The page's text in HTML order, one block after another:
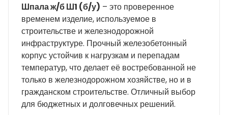
Шпала ж/б Ш1 (б/у) – это проверенное
временем изделие, используемое в
строительстве и железнодорожной
инфраструктуре. Прочный железобетонный
корпус устойчив к нагрузкам и перепадам
температур, что делает её востребованной не
только в железнодорожном хозяйстве, но и в
гражданском строительстве. Отличный выбор
для бюджетных и долговечных решений.